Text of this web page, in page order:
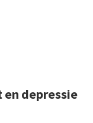
depressie